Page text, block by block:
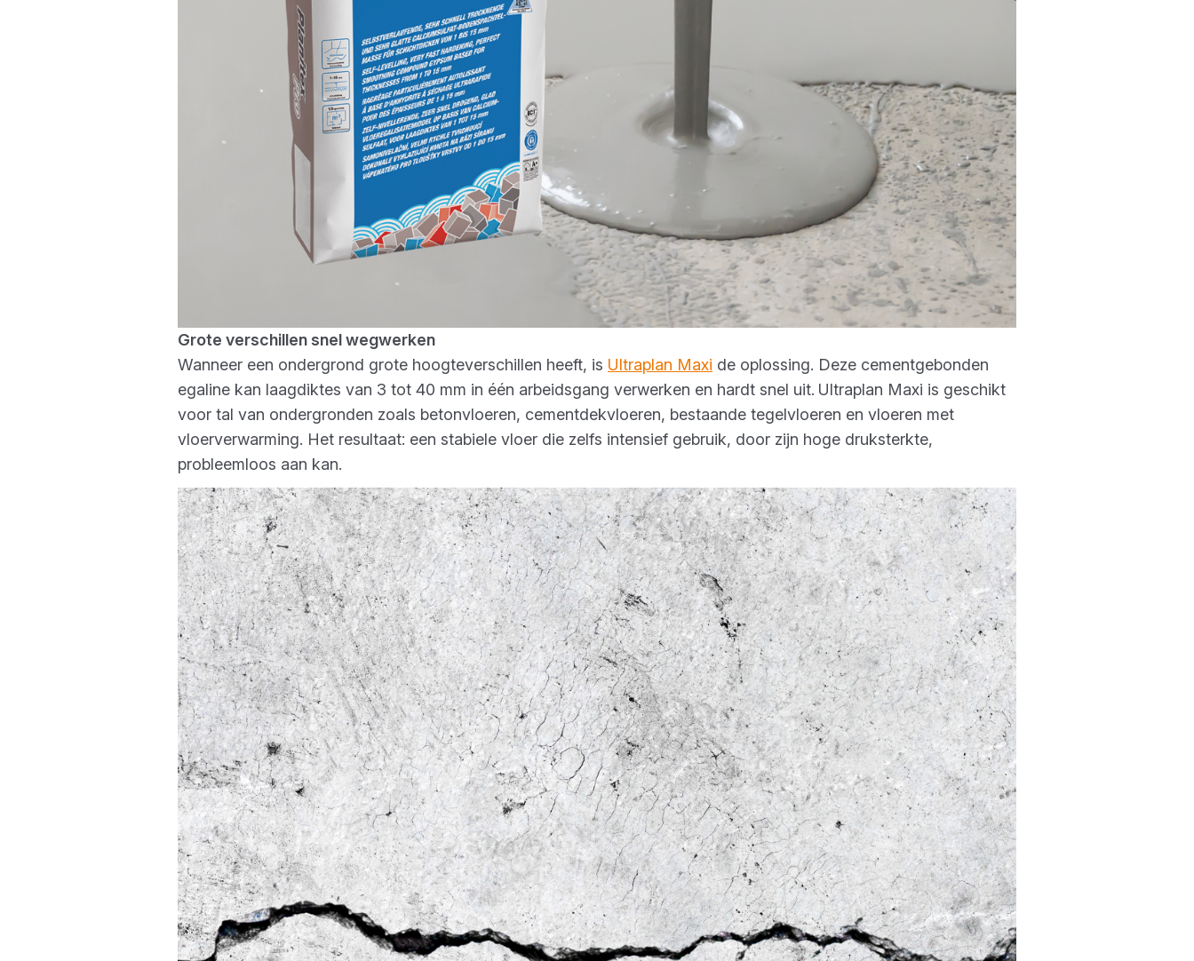
Grote verschillen snel wegwerken
Wanneer een ondergrond grote hoogteverschillen heeft, is Ultraplan Maxi de oplossing. Deze cementgebonden
egaline kan laagdiktes van 3 tot 40 mm in één arbeidsgang verwerken en hardt snel uit. Ultraplan Maxi is geschikt
voor tal van ondergronden zoals betonvloeren, cementdekvloeren, bestaande tegelvloeren en vloeren met
vloerverwarming. Het resultaat: een stabiele vloer die zelfs intensief gebruik, door zijn hoge druksterkte,
probleemloos aan kan.